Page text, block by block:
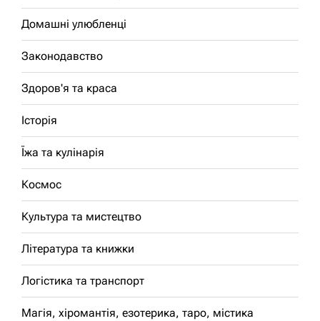
Домашні улюбленці
Законодавство
Здоров'я та краса
Історія
Їжа та кулінарія
Космос
Культура та мистецтво
Література та книжки
Логістика та транспорт
Магія, хіромантія, езотерика, таро, містика